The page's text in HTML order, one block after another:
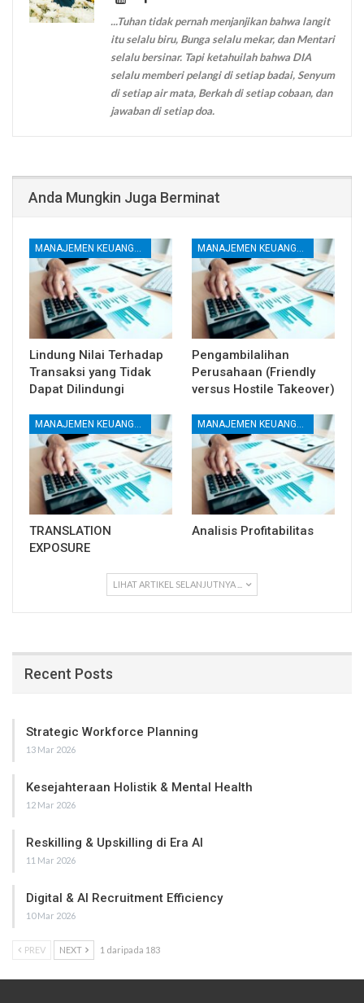
...Tuhan tidak pernah menjanjikan bahwa langit
itu selalu biru, Bunga selalu mekar, dan Mentari
selalu bersinar. Tapi ketahuilah bahwa DIA
selalu memberi pelangi di setiap badai, Senyum
di setiap air mata, Berkah di setiap cobaan, dan
jawaban di setiap doa.
Anda Mungkin Juga Berminat
MANAJEMEN KEUANGAN
Lindung Nilai Terhadap
Transaksi yang Tidak
Dapat Dilindungi
MANAJEMEN KEUANGAN
Pengambilalihan
Perusahaan (Friendly
versus Hostile Takeover)
MANAJEMEN KEUANGAN
TRANSLATION
EXPOSURE
MANAJEMEN KEUANGAN
Analisis Profitabilitas
LIHAT ARTIKEL SELANJUTNYA ...
Recent Posts
Strategic Workforce Planning
13 Mar 2026
Kesejahteraan Holistik & Mental Health
12 Mar 2026
Reskilling & Upskilling di Era AI
11 Mar 2026
Digital & AI Recruitment Efficiency
10 Mar 2026
PREV NEXT 1 daripada 183